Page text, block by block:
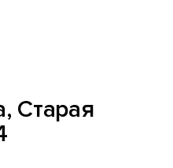
Старая